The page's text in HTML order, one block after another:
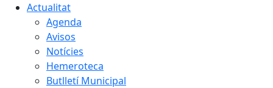
Actualitat
Agenda
Avisos
Notícies
Hemeroteca
Butlletí Municipal